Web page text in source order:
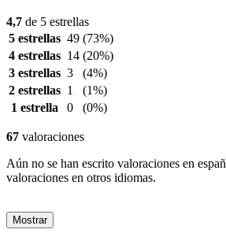
4,7 de 5 estrellas
5 estrellas 49 (73%)
4 estrellas 14 (20%)
3 estrellas 3
(4%)
2 estrellas 1
(1%)
1 estrella
0 (0%)
67 valoraciones
Aún no se han escrito valoraciones en
valoraciones en otros idiomas.
Mostrar